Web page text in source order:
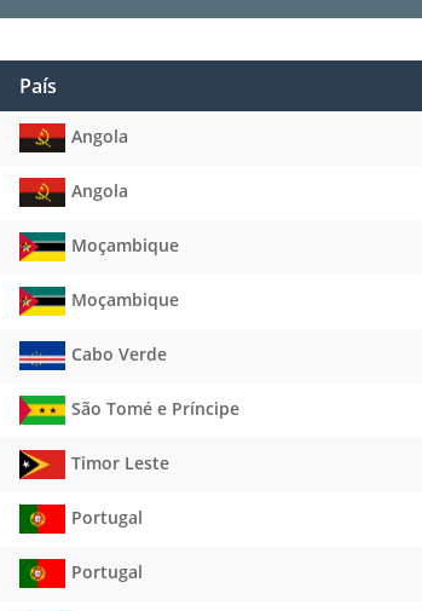
País
Angola
Angola
Moçambique
Moçambique
Cabo Verde
São Tomé e Príncipe
Timor Leste
Portugal
Portugal